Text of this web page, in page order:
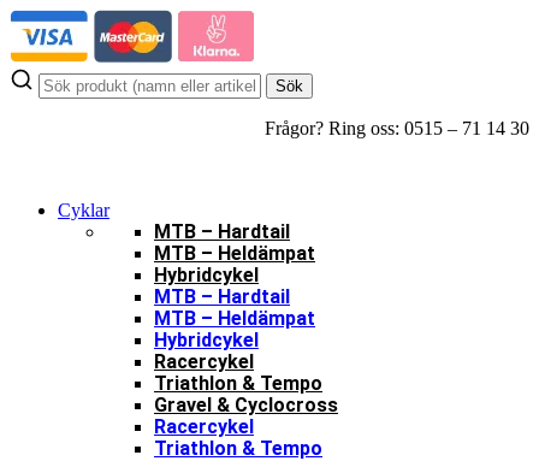
Hoppa
till
innehåll
Sök
Frågor? Ring oss: 0515 – 71 14 30
Cyklar
MTB – Hardtail
MTB – Heldämpat
Hybridcykel
MTB – Hardtail
MTB – Heldämpat
Hybridcykel
Racercykel
Triathlon & Tempo
Gravel & Cyclocross
Racercykel
Triathlon & Tempo